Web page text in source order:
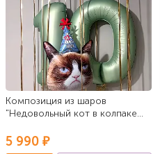
Композиция из шаров
"Недовольный кот в колпаке
5 990 ₽